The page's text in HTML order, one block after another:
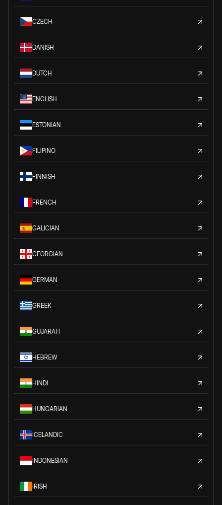
CZECH
DANISH
DUTCH
ENGLISH
ESTONIAN
FILIPINO
FINNISH
FRENCH
GALICIAN
GEORGIAN
GERMAN
GREEK
GUJARATI
HEBREW
HINDI
HUNGARIAN
ICELANDIC
INDONESIAN
IRISH